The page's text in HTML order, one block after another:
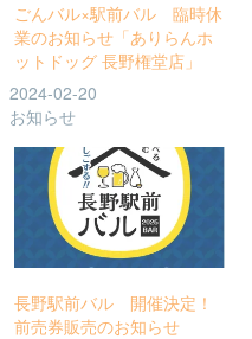
ごんバル×駅前バル 臨時休
業のお知らせ「ありらんホ
ットドッグ 長野権堂店」
2024-02-20
お知らせ
長野駅前バル 開催決定！
前売券販売のお知らせ